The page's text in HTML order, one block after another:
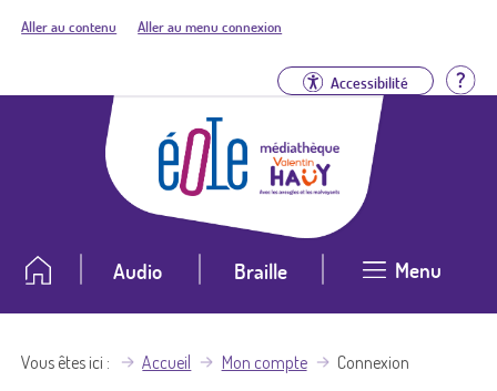
Aller au contenu Aller au menu connexion
Accessibilité
Audio Braille Menu
Vous êtes ici Accueil Mon compte Connexion